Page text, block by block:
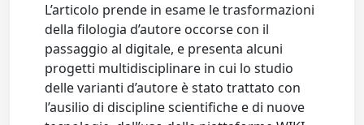
L’articolo prende in esame le trasformazioni
della filologia d’autore occorse con il
passaggio al digitale, e presenta alcuni
progetti multidisciplinare in cui lo studio
delle varianti d’autore è stato trattato con
l’ausilio di discipline scientifiche e di nuove